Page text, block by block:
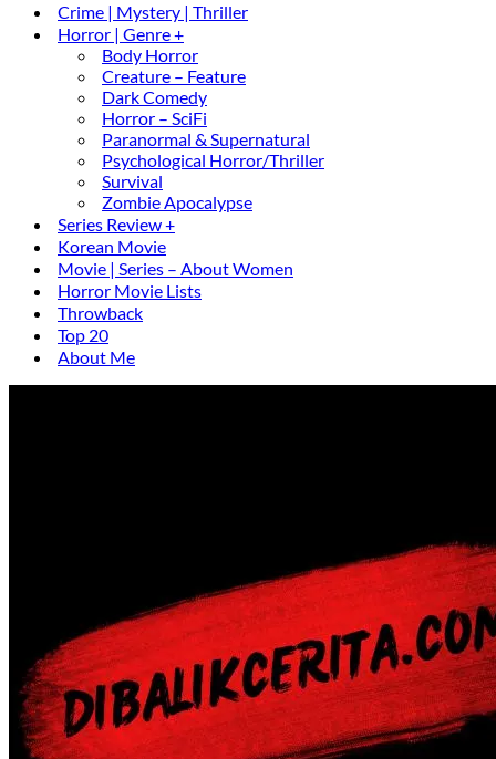
Crime | Mystery | Thriller
Horror | Genre +
Body Horror
Creature – Feature
Dark Comedy
Horror – SciFi
Paranormal & Supernatural
Psychological Horror/Thriller
Survival
Zombie Apocalypse
Series Review +
Korean Movie
Movie | Series – About Women
Horror Movie Lists
Throwback
Top 20
About Me